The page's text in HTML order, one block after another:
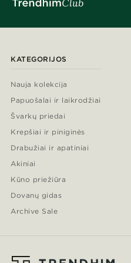
KATEGORIJOS
Nauja kolekcija
Papuošalai ir laikrodžiai
Švarkų priedai
Krepšiai ir piniginės
Drabužiai ir apatiniai
Akiniai
Kūno priežiūra
Dovanų gidas
Archive Sale